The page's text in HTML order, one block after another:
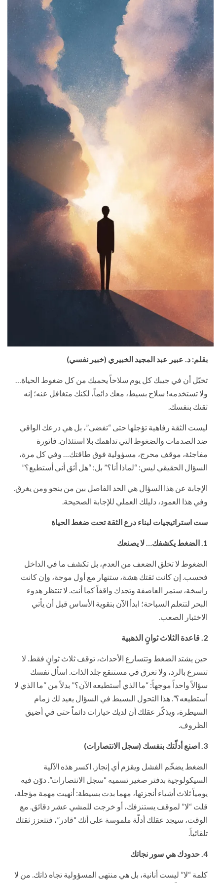
بقلم: د. عبير عبد المجيد الخبيري (خبير نفسي)
تخيّل أن في جيبك كل يوم سلاحاً يحميك من كل ضغوط الحياة…
ولا تستخدمه! سلاح بسيط، معك دائماً، لكنك متغافل عنه؛ إنه
ثقتك بنفسك.
ليست الثقة رفاهية تؤجلها حتى “تفضى”، بل هي درعك الواقي
ضد الصدمات والضغوط التي تداهمك بلا استئذان. فاتورة
مفاجئة، موقف محرج، مسؤولية فوق طاقتك… وفي كل مرة،
السؤال الحقيقي ليس: “لماذا أنا؟” بل: “هل أثق أني أستطيع؟”
الإجابة عن هذا السؤال هي الحد الفاصل بين من ينجو ومن يغرق.
وفي هذا العمود، دليلك العملي للإجابة الصحيحة.
ست استراتيجيات لبناء درع الثقة تحت ضغط الحياة
1. الضغط يكشفك… لا يصنعك
الضغوط لا تخلق الضعف من العدم، بل تكشف ما في الداخل
فحسب. إن كانت ثقتك هشة، ستنهار مع أول موجة، وإن كانت
راسخة، ستمر العاصفة وتجدك واقفاً كما أنت. لا تنتظر هدوء
البحر لتتعلم السباحة؛ ابدأ الآن بتقوية الأساس قبل أن يأتي
الاختبار الصعب.
2. قاعدة الثلاث ثوانٍ الذهبية
حين يشتد الضغط وتتسارع الأحداث، توقف ثلاث ثوانٍ فقط. لا
تتسرع بالرد، ولا تغرق في مستنقع جلد الذات. اسأل نفسك
سؤالاً واحداً موجهاً: “ما الذي أستطيعه الآن؟” بدلاً من “ما الذي لا
أستطيعه؟”. هذا التحول البسيط في السؤال يعيد لك زمام
السيطرة، ويذكّر عقلك أن لديك خيارات دائماً حتى في أضيق
الظروف.
3. اصنع أدلّتك بنفسك (سجل الانتصارات)
الضغط يضخّم الفشل ويقزم أي إنجاز. اكسر هذه الآلية
السيكولوجية بدفتر صغير تسميه “سجل الانتصارات”. دوّن فيه
يومياً ثلاث أشياء أنجزتها، مهما بدت بسيطة: أنهيت مهمة مؤجلة،
قلت “لا” لموقف يستنزفك، أو خرجت للمشي عشر دقائق. مع
الوقت، سيجد عقلك أدلّة ملموسة على أنك “قادر”، فتتعزز ثقتك
تلقائياً.
4. حدودك هي سور نجاتك
كلمة “لا” ليست أنانية، بل هي منتهى المسؤولية تجاه ذاتك. من لا